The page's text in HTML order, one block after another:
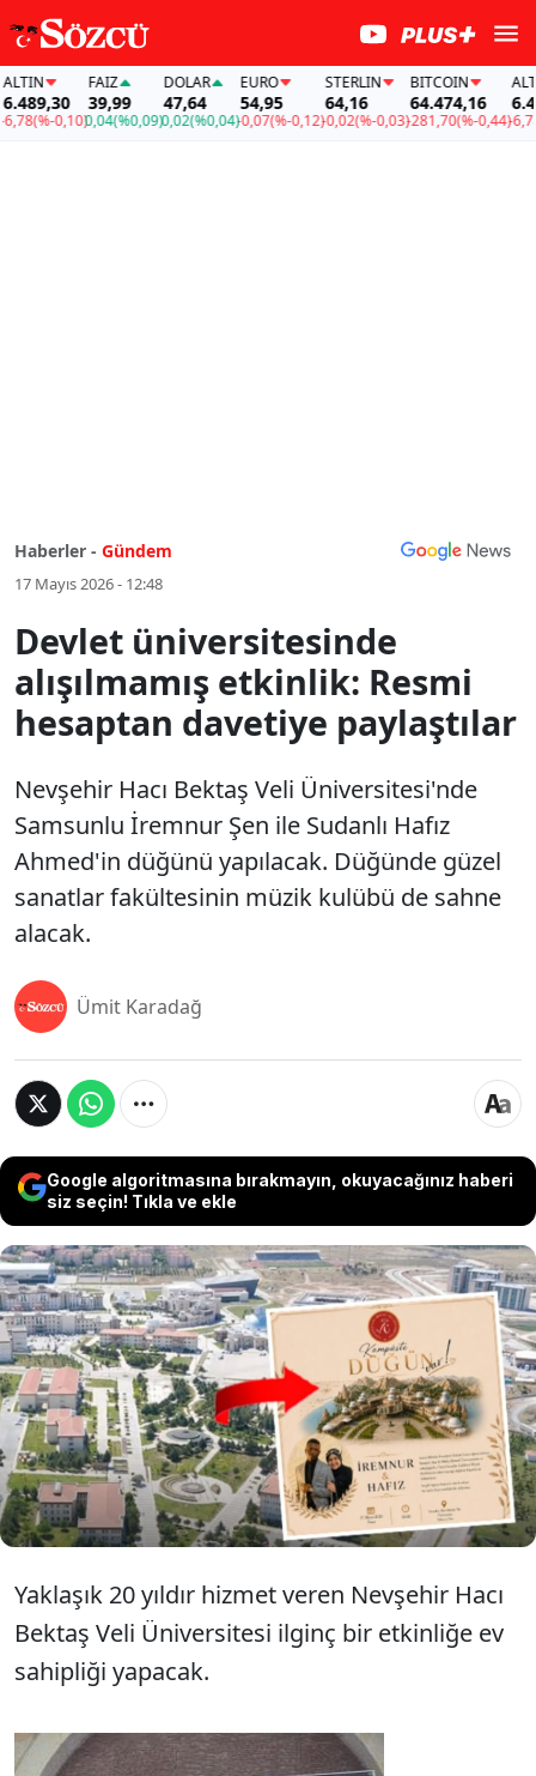
(%-0,10)
FAİZ
39,99
0,04(%0,09)
DOLAR
47,64
0,02(%0,04)
EURO
54,95
-0,07(%-0,12)
STERLIN
64,16
-0,02(%-0,03)
BITCOIN
64.474,16
-281,70(%-0,44)
ALTIN
-6,78
Haberler - Gündem
17 Mayıs 2026 - 12:48
Devlet üniversitesinde
alışılmamış etkinlik: Resmi
hesaptan davetiye paylaştılar
Nevşehir Hacı Bektaş Veli Üniversitesi'nde
Samsunlu İremnur Şen ile Sudanlı Hafız
Ahmed'in düğünü yapılacak. Düğünde güzel
sanatlar fakültesinin müzik kulübü de sahne
alacak.
Ümit Karadağ
Google algoritmasına bırakmayın, okuyacağınız haberi
siz seçin! Tıkla ve ekle
Nevşehir Hacı Bektaş Veli Üniversitesi'nde
Samsunlu İremnur Şen ile Sudanlı Hafız
Ahmed'in düğünü yapılacak. Düğünde güzel
sanatlar fakültesinin müzik kulübü de sahne
alacak.
Yaklaşık 20 yıldır hizmet veren Nevşehir Hacı
Bektaş Veli Üniversitesi ilginç bir etkinliğe ev
sahipliği yapacak.